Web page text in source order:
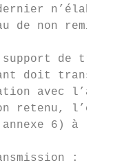
de non
de
doit
avec
retenu,
6) à
: